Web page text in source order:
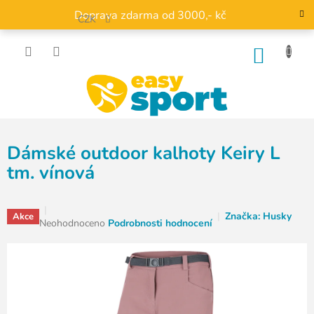
obsah
Doprava zdarma od 3000,- kč
CZK
Dámské outdoor kalhoty Keiry L
tm. vínová
Akce Průměrné
Neohodnoceno Podrobnosti hodnocení Značka: Husky